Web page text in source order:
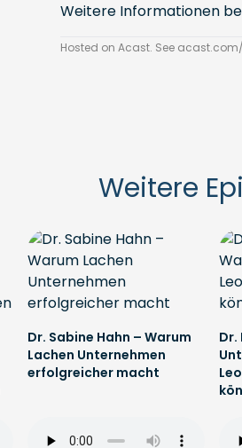
Weitere Informationen
Hosted on Acast. See
Weitere
Dr. Sabine Hahn – Warum
Lachen Unternehmen
erfolgreicher macht
Dr.